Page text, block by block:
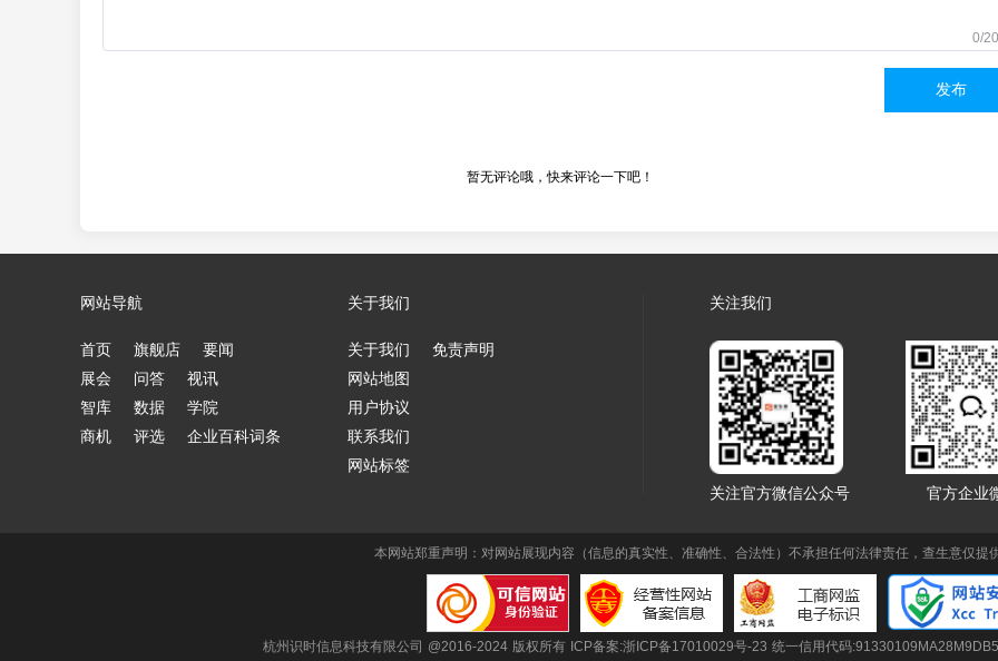
0/
发布
暂无评论哦，快来评论一下吧！
网站导航
首页 旗舰店
要闻
展会
问答
视讯
智库
数据
学院
商机
评选 企业百科词条
关于我们
关于我们
免责声明
网站地图
用户协议
联系我们
网站标签
关注我们
关注官方微信公众号 官方企业
本网站郑重声明：对网站展现内容（信息的真实性、准确性、合法性）不承担任何法律责任，查生意仅提
杭州识时信息科技有限公司 @2016-2024 版权所有 ICP备案:浙ICP备17010029号-23 统一信用代码